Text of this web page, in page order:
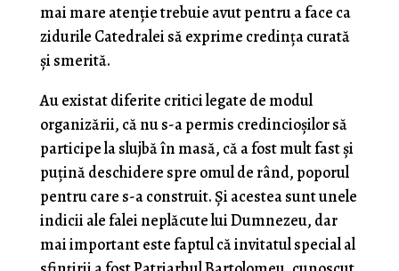
mai mare atenție trebuie avut pentru a face ca
zidurile Catedralei să exprime credința curată
și smerită.
Au existat diferite critici legate de modul
organizării, că nu s-a permis credincioșilor să
participe la slujbă în masă, că a fost mult fast și
puțină deschidere spre omul de rând, poporul
pentru care s-a construit. Și acestea sunt unele
indicii ale falei neplăcute lui Dumnezeu, dar
mai important este faptul că invitatul special al